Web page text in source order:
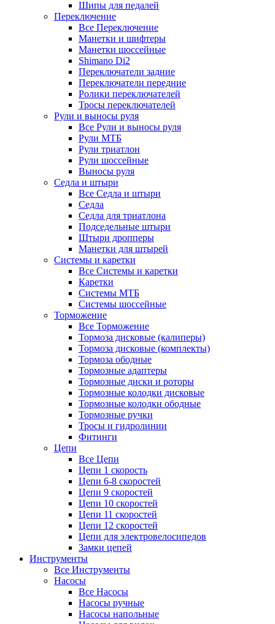
Шипы для педалей
Переключение
Все Переключение
Манетки и шифтеры
Манетки шоссейные
Shimano Di2
Переключатели задние
Переключатели передние
Ролики переключателей
Тросы переключателей
Рули и выносы руля
Все Рули и выносы руля
Рули МТБ
Рули триатлон
Рули шоссейные
Выносы руля
Седла и штыри
Все Седла и штыри
Седла
Седла для триатлона
Подседельные штыри
Штыри дропперы
Манетки для штырей
Системы и каретки
Все Системы и каретки
Каретки
Системы МТБ
Системы шоссейные
Торможение
Все Торможение
Тормоза дисковые (калиперы)
Тормоза дисковые (комплекты)
Тормоза ободные
Тормозные адаптеры
Тормозные диски и роторы
Тормозные колодки дисковые
Тормозные колодки ободные
Тормозные ручки
Тросы и гидролинии
Фитинги
Цепи
Все Цепи
Цепи 1 скорость
Цепи 6-8 скоростей
Цепи 9 скоростей
Цепи 10 скоростей
Цепи 11 скоростей
Цепи 12 скоростей
Цепи для электровелосипедов
Замки цепей
Инструменты
Все Инструменты
Насосы
Все Насосы
Насосы ручные
Насосы напольные